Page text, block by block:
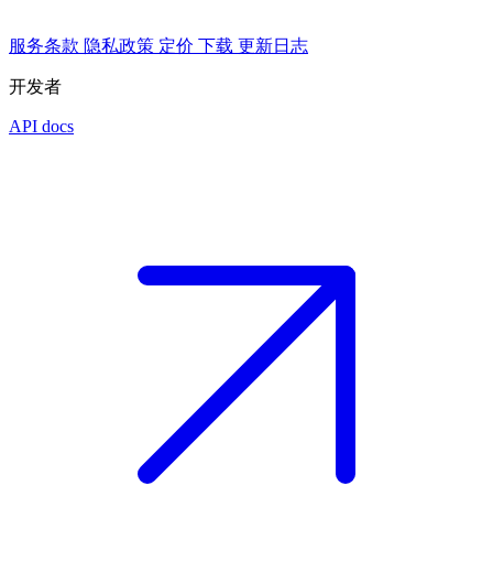
服务条款 隐私政策 定价 下载 更新日志
开发者
API docs